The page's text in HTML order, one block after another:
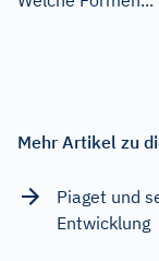
Mehr Artikel zu
Piaget und
Entwicklung